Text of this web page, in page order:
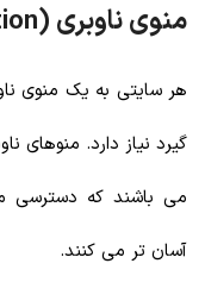
منوی ناوبری (Navigation)
هر سایتی به یک منوی
گیرد نیاز دارد.
می باشند که
آسان تر می کنند.